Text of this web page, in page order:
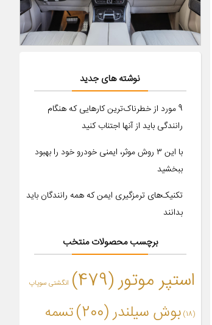
نوشته های جدید
9 مورد از خطرناک‌ترین کارهایی که هنگام
رانندگی باید از آنها اجتناب کنید
با این ۳ روش موثر، ایمنی خودرو خود را بهبود
ببخشید
تکنیک‌های ترمزگیری ایمن که همه رانندگان باید
بدانند
برچسب محصولات منتخب
استپر موتور(479) انگشتی سوپاپ
(18) بوش سیلندر (200)
تسمه